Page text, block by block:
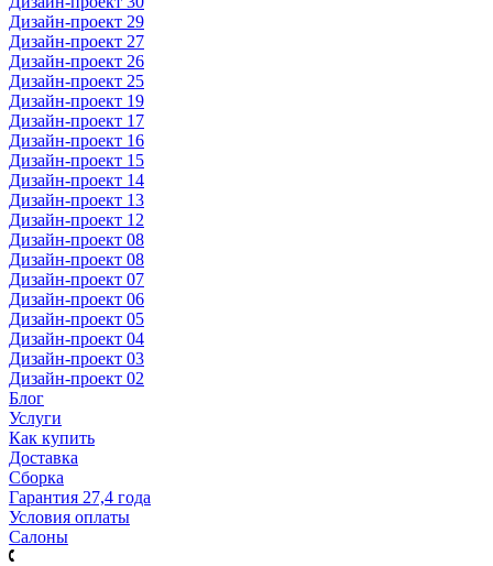
Дизайн-проект 29
Дизайн-проект 27
Дизайн-проект 26
Дизайн-проект 25
Дизайн-проект 19
Дизайн-проект 17
Дизайн-проект 16
Дизайн-проект 15
Дизайн-проект 14
Дизайн-проект 13
Дизайн-проект 12
Дизайн-проект 08
Дизайн-проект 08
Дизайн-проект 07
Дизайн-проект 06
Дизайн-проект 05
Дизайн-проект 04
Дизайн-проект 03
Дизайн-проект 02
Блог
Услуги
Как купить
Доставка
Сборка
Гарантия 27,4 года
Условия оплаты
Салоны